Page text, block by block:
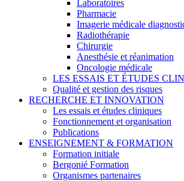
Laboratoires
Pharmacie
Imagerie médicale
Radiothérapie
Chirurgie
Anesthésie et réanimation
Oncologie médicale
LES ESSAIS ET ÉTUDES
Qualité et gestion des risques
RECHERCHE ET INNOVATION
Les essais et études cliniques
Fonctionnement et organisation
Publications
ENSEIGNEMENT & FORMATION
Formation initiale
Bergonié Formation
Organismes partenaires